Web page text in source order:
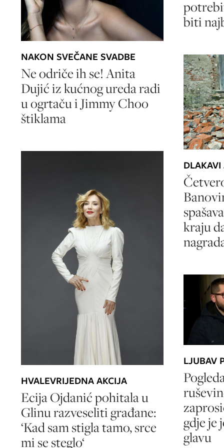
NAKON SVEČANE SVADBE
Ne odriče ih se! Anita
Dujić iz kućnog ureda radi
u ogrtaču i Jimmy Choo
štiklama
HVALEVRIJEDNA AKCIJA
Ecija Ojdanić pohitala u
Glinu razveseliti građane:
‘Kad sam stigla tamo, srce
mi se steglo‘
biti
kraju
LJUBAV
gdje je
glavu